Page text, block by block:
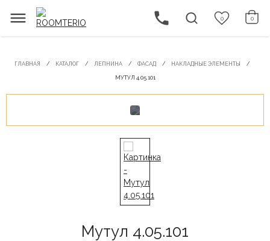
0 0
ГЛАВНАЯ КАТАЛОГ ЛЕПНИНА ФАСАД НАКЛАДНЫЕ ЭЛЕМЕНТЫ
МУТУЛ 4.05.101
Мутул 4.05.101